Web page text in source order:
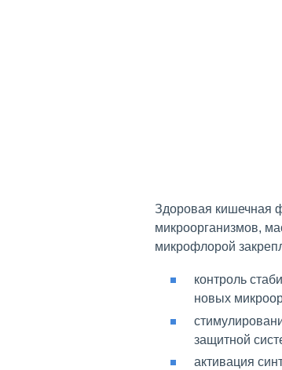
Здоровая кишечная
микроорганизмов,
микрофлорой
контроль
новых
защитной
активация